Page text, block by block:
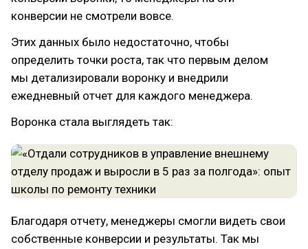
конверсии не смотрели вовсе.
Этих данных было недостаточно, чтобы
определить точки роста, так что первым делом
мы детализировали воронку и внедрили
ежедневный отчет для каждого менеджера.
Воронка стала выглядеть так:
Благодаря отчету, менеджеры смогли видеть свои
собственные конверсии и результаты. Так мы